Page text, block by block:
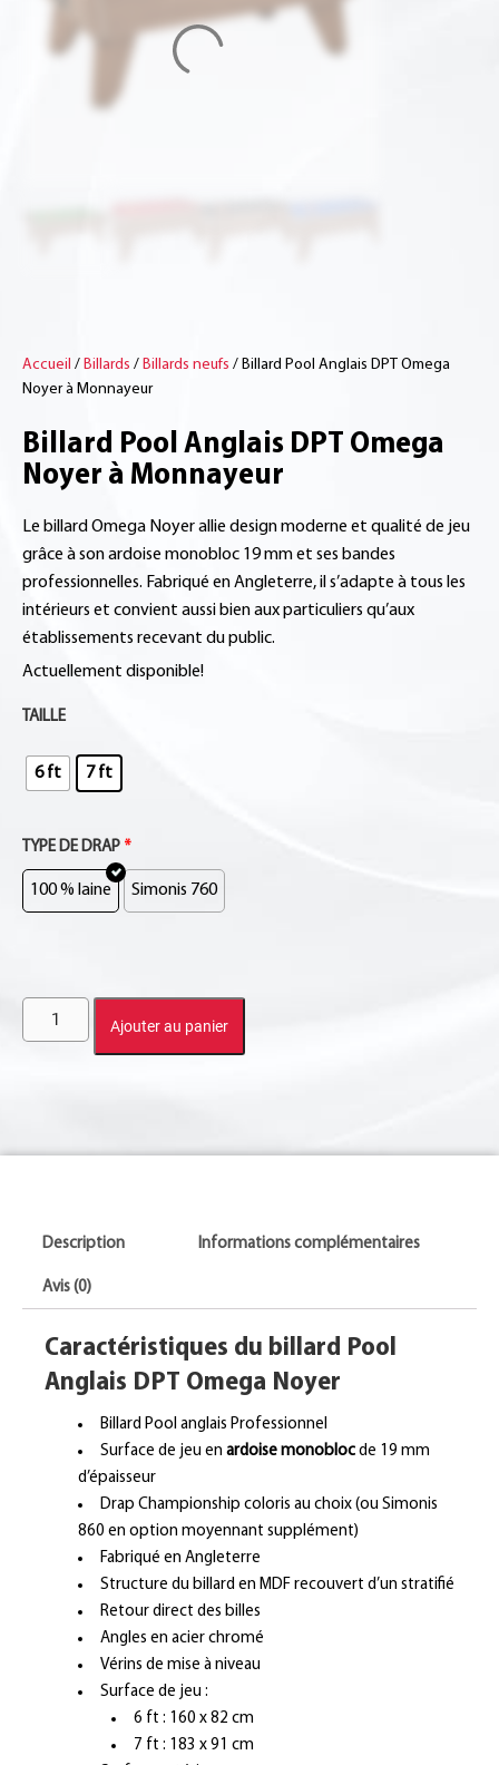
Accueil / Billards / Billards neufs / Billard Pool Anglais DPT Omega
Noyer à Monnayeur
Billard Pool Anglais DPT Omega
Noyer à Monnayeur
Le billard Omega Noyer allie design moderne et qualité de jeu
grâce à son ardoise monobloc 19 mm et ses bandes
professionnelles. Fabriqué en Angleterre, il s’adapte à tous les
intérieurs et convient aussi bien aux particuliers qu’aux
établissements recevant du public.
Actuellement disponible!
TAILLE
6 ft 7 ft
TYPE DE DRAP *
100 % laine Simonis 760
Ajouter au panier
Description Informations complémentaires
Avis (0)
Caractéristiques du billard Pool
Anglais DPT Omega Noyer
Billard Pool anglais Professionnel
Surface de jeu en ardoise monobloc de 19 mm
d’épaisseur
Drap Championship coloris au choix (ou Simonis
860 en option moyennant supplément)
Fabriqué en Angleterre
Structure du billard en MDF recouvert d’un stratifié
Retour direct des billes
Angles en acier chromé
Vérins de mise à niveau
Surface de jeu :
6 ft : 160 x 82 cm
7 ft : 183 x 91 cm